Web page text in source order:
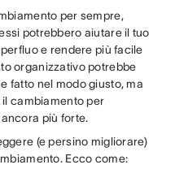
per sempre,
potrebbero aiutare il tuo
e rendere più facile
organizzativo potrebbe
fatto nel modo giusto, ma
cambiamento per
più forte.
(e persino migliorare)
Ecco come: